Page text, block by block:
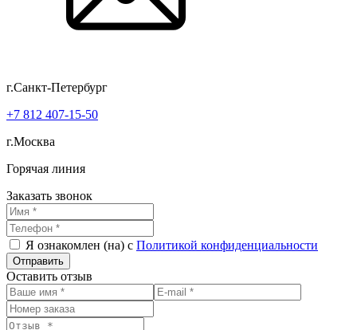
г.Санкт-Петербург
+7 812 407-15-50
г.Москва
Горячая линия
Заказать звонок
Я ознакомлен (на) с Политикой конфиденциальности
Оставить отзыв